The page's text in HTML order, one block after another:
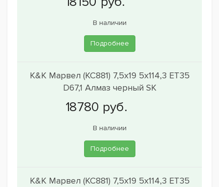
В наличии
Подробнее
K&K Марвел (КС881) 7,5x19 5x114,3 ET35
D67,1 Алмаз черный SK
В наличии
Подробнее
K&K Марвел (КС881) 7,5x19 5x114,3 ET35